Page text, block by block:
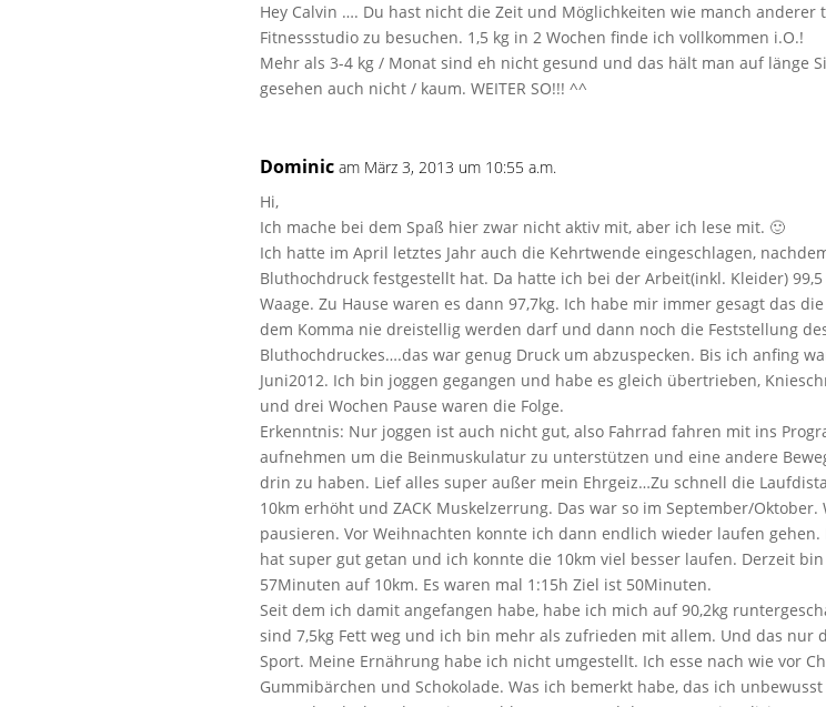
Hey Calvin …. Du hast nicht die Zeit und Möglichkeiten wie manch anderer
Fitnessstudio zu besuchen. 1,5 kg in 2 Wochen finde ich vollkommen i.O.!
Mehr als 3-4 kg / Monat sind eh nicht gesund und das hält man auf länge
gesehen auch nicht / kaum. WEITER SO!!! ^^
Dominic am März 3, 2013 um 10:55 a.m.
Hi,
Ich mache bei dem Spaß hier zwar nicht aktiv mit, aber ich lese mit. 🙂
Ich hatte im April letztes Jahr auch die Kehrtwende eingeschlagen,
Bluthochdruck festgestellt hat. Da hatte ich bei der Arbeit(inkl. Kleider)
Waage. Zu Hause waren es dann 97,7kg. Ich habe mir immer gesagt das
dem Komma nie dreistellig werden darf und dann noch die Feststellung
Bluthochdruckes….das war genug Druck um abzuspecken. Bis ich anfing
Juni2012. Ich bin joggen gegangen und habe es gleich übertrieben,
und drei Wochen Pause waren die Folge.
Erkenntnis: Nur joggen ist auch nicht gut, also Fahrrad fahren mit ins
aufnehmen um die Beinmuskulatur zu unterstützen und eine andere
drin zu haben. Lief alles super außer mein Ehrgeiz…Zu schnell die
10km erhöht und ZACK Muskelzerrung. Das war so im September/Oktober.
pausieren. Vor Weihnachten konnte ich dann endlich wieder laufen gehen.
hat super gut getan und ich konnte die 10km viel besser laufen. Derzeit
57Minuten auf 10km. Es waren mal 1:15h Ziel ist 50Minuten.
Seit dem ich damit angefangen habe, habe ich mich auf 90,2kg
sind 7,5kg Fett weg und ich bin mehr als zufrieden mit allem. Und das nur
Sport. Meine Ernährung habe ich nicht umgestellt. Ich esse nach wie vor
Gummibärchen und Schokolade. Was ich bemerkt habe, das ich